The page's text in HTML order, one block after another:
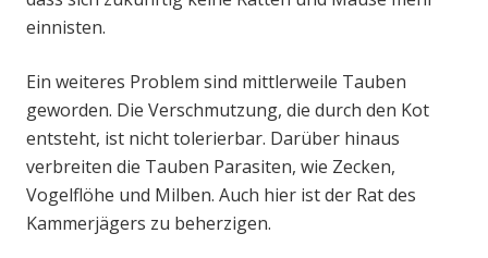
einnisten.
Ein weiteres Problem sind mittlerweile Tauben
geworden. Die Verschmutzung, die durch den Kot
entsteht, ist nicht tolerierbar. Darüber hinaus
verbreiten die Tauben Parasiten, wie Zecken,
Vogelflöhe und Milben. Auch hier ist der Rat des
Kammerjägers zu beherzigen.